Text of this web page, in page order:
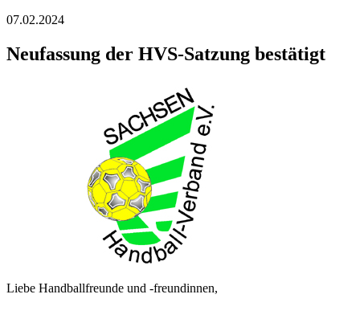
07.02.2024
Neufassung der HVS-Satzung bestätigt
Liebe Handballfreunde und -freundinnen,